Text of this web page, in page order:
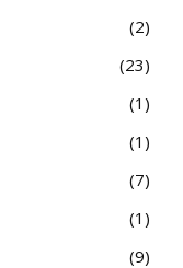
2
23
1
1
7
1
9